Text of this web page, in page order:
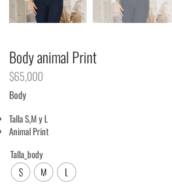
Body animal Print
$65,000
Body
Talla S,M y L
Animal Print
Talla_body
S M L